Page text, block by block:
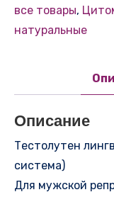
репродуктивная
система)
все товары,
натуральные
Описание
Тестолутен
система)
Для мужской